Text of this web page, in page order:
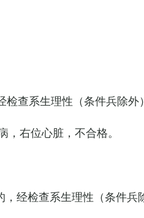
查系生理性（条件兵除外
右位心脏，不合格。
经检查系生理性（条件兵